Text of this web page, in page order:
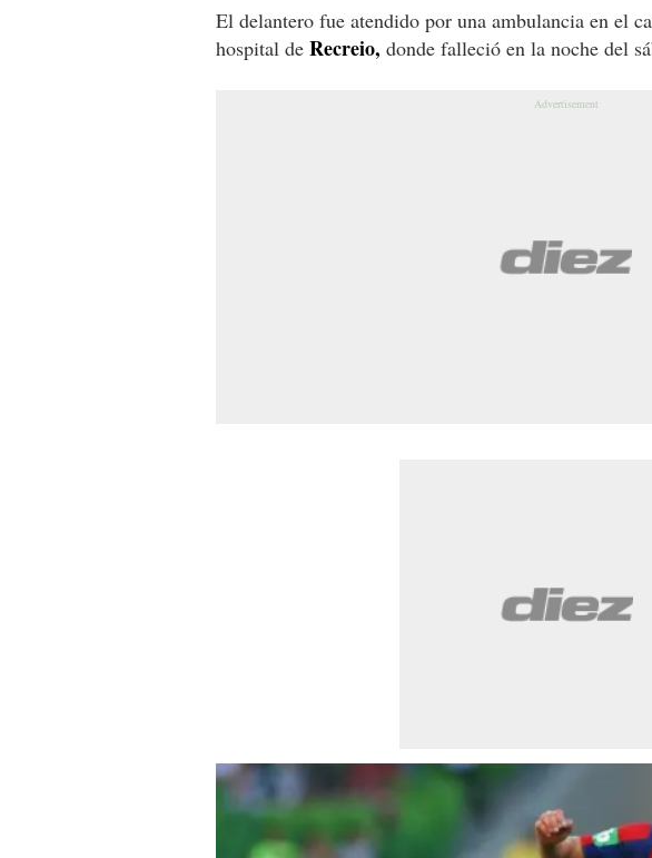
El delantero fue atendido por una ambulancia en el
hospital de Recreio, donde falleció en la noche del